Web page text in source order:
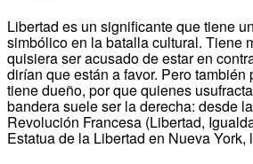
Libertad es un significante que tiene
simbólico en la batalla cultural. Tiene
quisiera ser acusado de estar en
dirían que están a favor. Pero también
tiene dueño, por que quienes
bandera suele ser la derecha: desde
Revolución Francesa (Libertad,
Estatua de la Libertad en Nueva York,